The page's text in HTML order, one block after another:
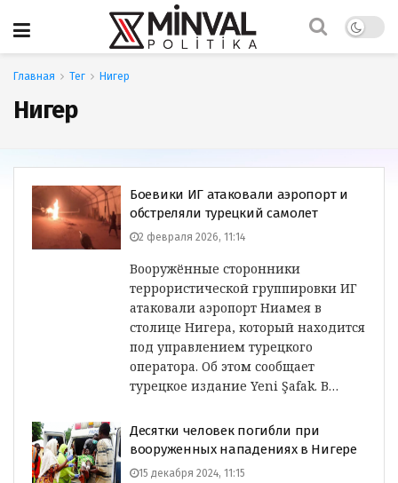
Главная Тег Нигер
Нигер
Боевики ИГ атаковали аэропорт и
обстреляли турецкий самолет
2 февраля 2026, 11:14
Вооружённые сторонники
террористической группировки ИГ
атаковали аэропорт Ниамея в
столице Нигера, который находится
под управлением турецкого
оператора. Об этом сообщает
турецкое издание Yeni Şafak. В…
Десятки человек погибли при
вооруженных нападениях в Нигере
15 декабря 2024, 11:15